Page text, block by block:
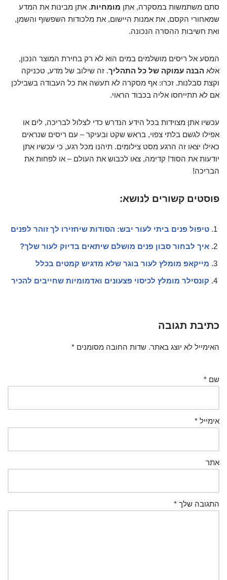
סתם משתמשות במסקרה, אתן מומחיות. אתן מבינות את המדע
שמאחורי הקסם, את אמנות היישום, את מלכודות השפשוף והשמן,
ואת חשיבות ההסרה הנכונה.
המסע אל ריסים מושלמים במים הוא לא רק בחירת המוצר הנכון,
אלא הבנה עמוקה של כל התהליך. זה שילוב של מדע, טכניקה
וקצת סבלנות. זכרו: אף מסקרה לא תעשה את כל העבודה בשבילכן
אם לא תתייחסו אליה בכבוד הראוי.
עכשיו אתן מצוידות בכל הידע הנדרש כדי לצלול לבריכה, לים או
אפילו לגשם בלתי צפוי, בראש שקט ובעיקר – עם ריסים שנראים
כאילו יצאו זה הרגע מסט צילומים. תיהנו מכל רגע, כי עכשיו אתן
יודעות את הסוד! קדימה, צאו לכבוש את העולם – או לפחות את
הבריכה!
פוסטים קשורים לנושא:
טיפול פנים ביתי לעור יבש: הסודות שיחזירו לך זוהר לפנים
איך לבחור סבון פנים מושלם שיתאים בדיוק לעור שלך?
מייקאפ מומלץ לעור בוגר שלא מדגיש קמטים בכלל
קונסילר מומלץ לכיסוי פצעונים ואדמומיות שחייבים להכיר
כתיבת תגובה
האימייל לא יוצג באתר. שדות החובה מסומנים *
שם *
אימייל *
אתר
התגובה שלך *